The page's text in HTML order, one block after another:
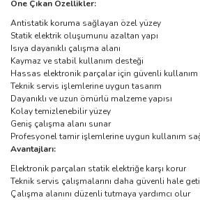
Öne Çıkan Özellikler:
Antistatik koruma sağlayan özel yüzey
Statik elektrik oluşumunu azaltan yapı
Isıya dayanıklı çalışma alanı
Kaymaz ve stabil kullanım desteği
Hassas elektronik parçalar için güvenli kullanım
Teknik servis işlemlerine uygun tasarım
Dayanıklı ve uzun ömürlü malzeme yapısı
Kolay temizlenebilir yüzey
Geniş çalışma alanı sunar
Profesyonel tamir işlemlerine uygun kullanım
Avantajları:
Elektronik parçaları statik elektriğe karşı korur
Teknik servis çalışmalarını daha güvenli hale
Çalışma alanını düzenli tutmaya yardımcı olur